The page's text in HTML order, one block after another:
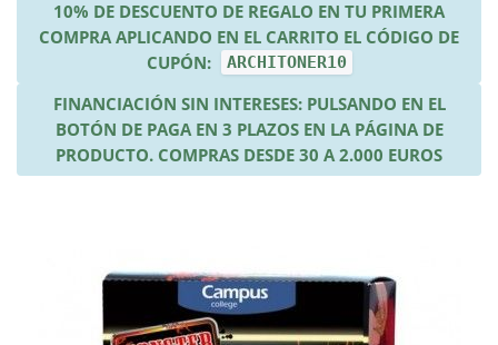
10% DE DESCUENTO DE REGALO EN TU PRIMERA
COMPRA APLICANDO EN EL CARRITO EL CÓDIGO DE
CUPÓN:
ARCHITONER10
FINANCIACIÓN SIN INTERESES: PULSANDO EN EL
BOTÓN DE PAGA EN 3 PLAZOS EN LA PÁGINA DE
PRODUCTO. COMPRAS DESDE 30 A 2.000 EUROS